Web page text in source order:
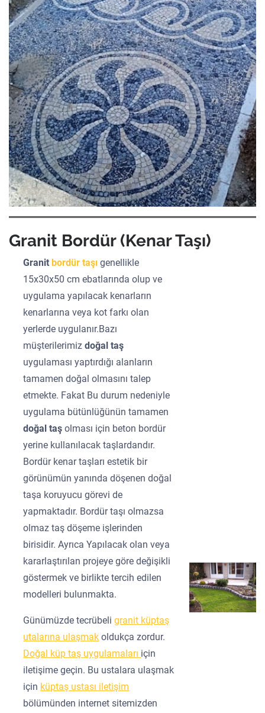
Granit Bordür (Kenar Taşı)
Granitbordür taşı genellikle
15x30x50 cm ebatlarında olup ve
uygulama yapılacak kenarların
kenarlarına veya kot farkı olan
yerlerde uygulanır.Bazı
müşterilerimizdoğal taş
uygulaması yaptırdığı alanların
tamamen doğal olmasını talep
etmekte. Fakat Bu durum nedeniyle
uygulama bütünlüğünün tamamen
doğal taşolması için beton bordür
yerine kullanılacak taşlardandır.
Bordür kenar taşları estetik bir
görünümün yanında döşenen doğal
taşa koruyucu görevi de
yapmaktadır. Bordür taşı olmazsa
olmaz taş döşeme işlerinden
birisidir. Ayrıca Yapılacak olan veya
kararlaştırılan projeye göre değişikli
göstermek ve birlikte tercih edilen
modelleri bulunmakta.
Günümüzde tecrübeligranit küptaş
utalarına ulaşmak oldukça zordur.
Doğal küp taş uygulamaları için
iletişime geçin. Bu ustalara ulaşmak
için küptaş ustası iletişim
bölümünden internet sitemizden